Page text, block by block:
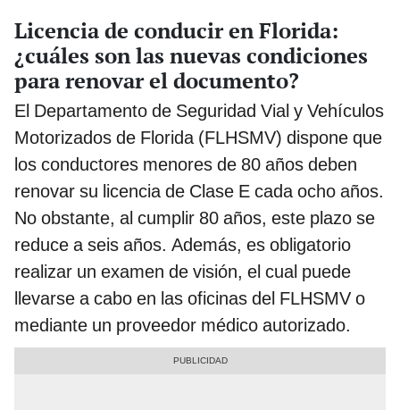
Licencia de conducir en Florida:
¿cuáles son las nuevas condiciones
para renovar el documento?
El Departamento de Seguridad Vial y Vehículos
Motorizados de Florida (FLHSMV) dispone que
los conductores menores de 80 años deben
renovar su licencia de Clase E cada ocho años.
No obstante, al cumplir 80 años, este plazo se
reduce a seis años. Además, es obligatorio
realizar un examen de visión, el cual puede
llevarse a cabo en las oficinas del FLHSMV o
mediante un proveedor médico autorizado.